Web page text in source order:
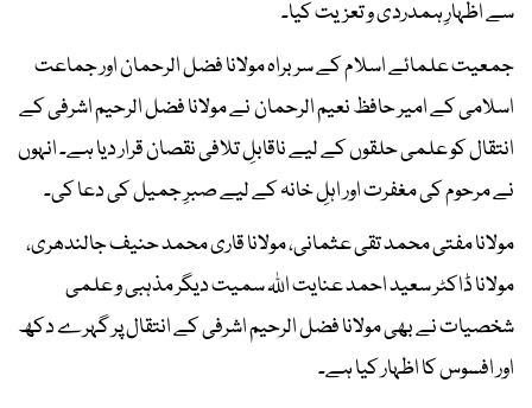
سے اظہارِ ہمدردی و تعزیت کیا۔
جمعیت علمائے اسلام کے سربراہ مولانا فضل الرحمان اور جماعت
اسلامی کے امیر حافظ نعیم الرحمان نے مولانا فضل الرحیم اشرفی کے
انتقال کو علمی حلقوں کے لیے ناقابلِ تلافی نقصان قرار دیا ہے۔ انہوں
نے مرحوم کی مغفرت اور اہلِ خانہ کے لیے صبرِ جمیل کی دعا کی۔
مولانا مفتی محمد تقی عثمانی، مولانا قاری محمد حنیف جالندھری،
مولانا ڈاکٹر سعید احمد عنایت اللہ سمیت دیگر مذہبی و علمی
شخصیات نے بھی مولانا فضل الرحیم اشرفی کے انتقال پر گہرے دکھ
اور افسوس کا اظہار کیا ہے۔